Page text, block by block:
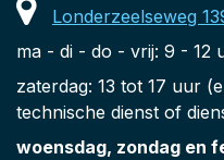
Londerzeelseweg
ma - di - do - vrij: 9 - 12
zaterdag: 13 tot 17 uur
technische dienst of
woensdag, zondag en